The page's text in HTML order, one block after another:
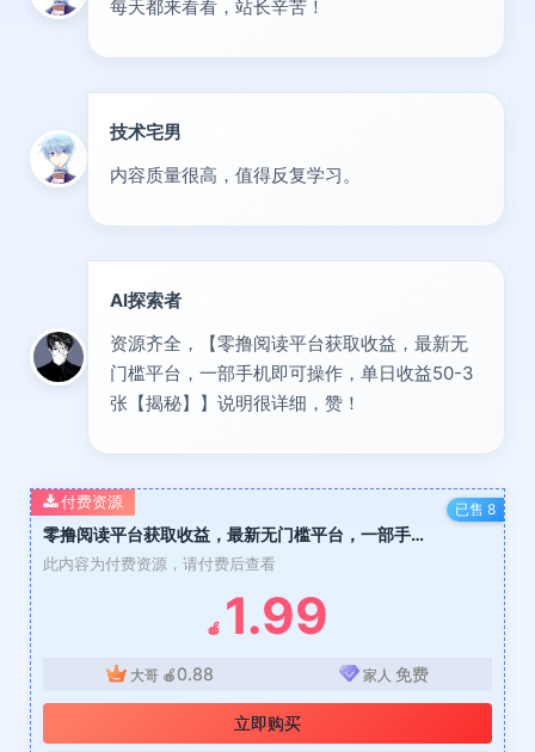
每天都来看看，站长辛苦！
技术宅男
内容质量很高，值得反复学习。
AI探索者
资源齐全，【零撸阅读平台获取收益，最新无
门槛平台，一部手机即可操作，单日收益50-3
张【揭秘】】说明很详细，赞！
零撸阅读平台获取收益，最新无门槛平台，一部手机即可操作，单日收益50-3张【揭秘】
此内容为付费资源，请付费后查看
🍎 1.99
大哥 🍎0.88 家人 免费
立即购买
付费资源 已售 8